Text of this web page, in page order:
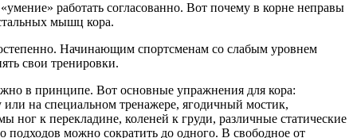
работать согласованно. Вот почему в корне неправы
мышц кора.
Начинающим спортсменам со слабым уровнем
свои тренировки.
в принципе. Вот основные упражнения для кора:
на специальном тренажере, ягодичный мостик,
к перекладине, коленей к груди, различные статические
можно сократить до одного. В свободное от